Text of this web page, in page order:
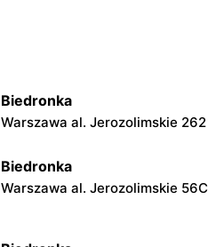
Biedronka
Warszawa al. Jerozolimskie 262
Biedronka
Warszawa al. Jerozolimskie 56C